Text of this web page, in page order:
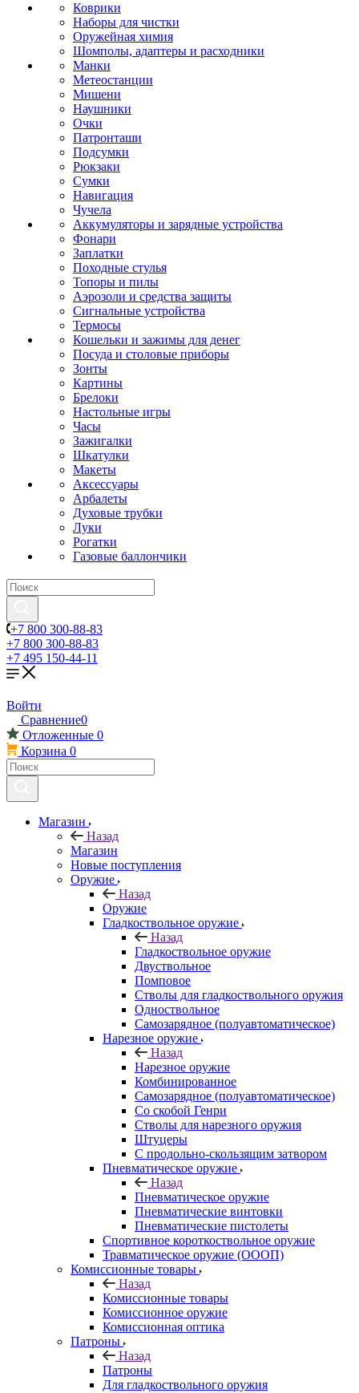
Коврики
Наборы для чистки
Оружейная химия
Шомполы, адаптеры и расходники
Манки
Метеостанции
Мишени
Наушники
Очки
Патронташи
Подсумки
Рюкзаки
Сумки
Навигация
Чучела
Аккумуляторы и зарядные устройства
Фонари
Заплатки
Походные стулья
Топоры и пилы
Аэрозоли и средства защиты
Сигнальные устройства
Термосы
Кошельки и зажимы для денег
Посуда и столовые приборы
Зонты
Картины
Брелоки
Настольные игры
Часы
Зажигалки
Шкатулки
Макеты
Аксессуары
Арбалеты
Духовые трубки
Луки
Рогатки
Газовые баллончики
+7 800 300-88-83
+7 800 300-88-83
+7 495 150-44-11
Войти
Сравнение0
Отложенные 0
Корзина 0
Магазин
Назад
Магазин
Новые поступления
Оружие
Назад
Оружие
Гладкоствольное оружие
Назад
Гладкоствольное оружие
Двуствольное
Помповое
Стволы для гладкоствольного оружия
Одноствольное
Самозарядное (полуавтоматическое)
Нарезное оружие
Назад
Нарезное оружие
Комбинированное
Самозарядное (полуавтоматическое)
Со скобой Генри
Стволы для нарезного оружия
Штуцеры
С продольно-скользящим затвором
Пневматическое оружие
Назад
Пневматическое оружие
Пневматические винтовки
Пневматические пистолеты
Спортивное короткоствольное оружие
Травматическое оружие (ОООП)
Комиссионные товары
Назад
Комиссионные товары
Комиссионное оружие
Комиссионная оптика
Патроны
Назад
Патроны
Для гладкоствольного оружия